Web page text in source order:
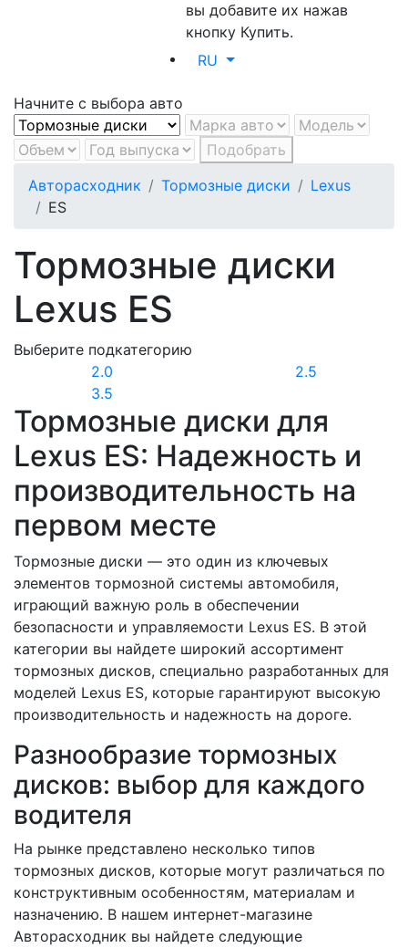
вы добавите их нажав
кнопку Купить.
RU
Начните с выбора авто
Подобрать
Авторасходник
Тормозные диски
Lexus
ES
Тормозные диски
Lexus ES
Выберите подкатегорию
2.0
2.5
3.5
Тормозные диски для
Lexus ES: Надежность и
производительность на
первом месте
Тормозные диски — это один из ключевых
элементов тормозной системы автомобиля,
играющий важную роль в обеспечении
безопасности и управляемости Lexus ES. В этой
категории вы найдете широкий ассортимент
тормозных дисков, специально разработанных для
моделей Lexus ES, которые гарантируют высокую
производительность и надежность на дороге.
Разнообразие тормозных
дисков: выбор для каждого
водителя
На рынке представлено несколько типов
тормозных дисков, которые могут различаться по
конструктивным особенностям, материалам и
назначению. В нашем интернет-магазине
Авторасходник вы найдете следующие